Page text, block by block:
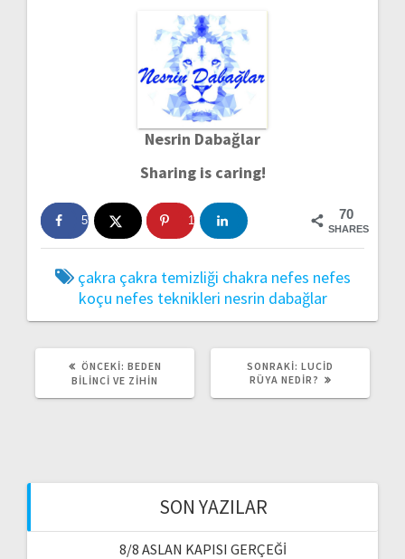
Nesrin Dabağlar
Sharing is caring!
70
SHARES
59 11
çakra çakra temizliği chakra nefes nefes
koçu nefes teknikleri nesrin dabağlar
ÖNCEKI: ÖNCEKI
YAZI:
BEDEN
BILINCI VE ZIHIN
SONRAKI: SONRAKI
YAZI:
LUCID
RÜYA NEDIR?
SON YAZILAR
8/8 ASLAN KAPISI GERÇEĞİ